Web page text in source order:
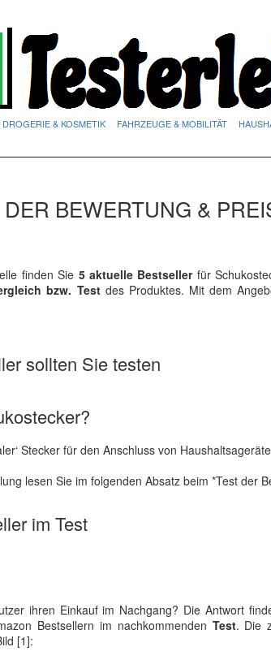
DROGERIE & KOSMETIK FAHRZEUGE & MOBILITÄT
BEWERTUNG &
finden Sie 5 aktuelle Bestsellerfür
bzw. Testdes Produktes. Mit dem
sollten Sie testen
Stecker für den Anschluss von
lesen Sie im folgenden Absatz beim *Test der
im Test
ihren Einkauf im Nachgang? Die Antwort
Bestsellern im nachkommenden Test. Die
[1]: